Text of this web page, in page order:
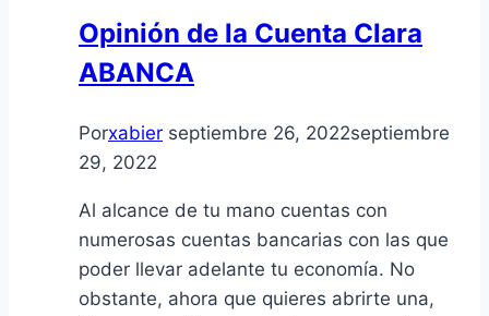
Opinión de la Cuenta Clara
ABANCA
Porxabier septiembre 26, 2022septiembre
29, 2022
Al alcance de tu mano cuentas con
numerosas cuentas bancarias con las que
poder llevar adelante tu economía. No
obstante, ahora que quieres abrirte una,